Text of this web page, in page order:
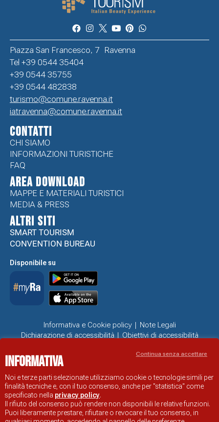
Piazza San Francesco, 7 Ravenna
Tel +39 0544 35404
+39 0544 35755
+39 0544 482838
turismo@comune.ravenna.it
iatravenna@comune.ravenna.it
CONTATTI
CHI SIAMO
INFORMAZIONI TURISTICHE
FAQ
Area Download
MAPPE E MATERIALI TURISTICI
MEDIA & PRESS
ALTRI SITI
SMART TOURISM
CONVENTION BUREAU
Disponibile su
Informativa e Cookie policy
Note Legali
Dichiarazione di accessibilità
Obiettivi di accessibilità
SITO UFFICIALE DI INFORMAZIONE TURISTICA DI RAVENNA
Informativa
Noi e terze parti selezionate utilizziamo cookie o tecnologie simili per
finalità tecniche e, con il tuo consenso, anche per "statistica" come
specificato nella privacy policy.
Il rifiuto del consenso può rendere non disponibili le relative funzioni.
Puoi liberamente prestare, rifiutare o revocare il tuo consenso, in
Continua senza accettare